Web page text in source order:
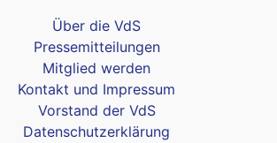
Über die VdS
Pressemitteilungen
Mitglied werden
Kontakt und Impressum
Vorstand der VdS
Datenschutzerklärung